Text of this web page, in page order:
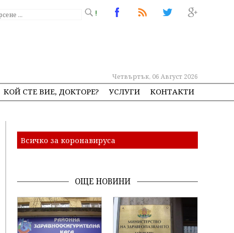
!
Четвъртък, 06 Август 2026
КОЙ СТЕ ВИЕ, ДОКТОРЕ? УСЛУГИ КОНТАКТИ
Всичко за коронавируса
ОЩЕ НОВИНИ